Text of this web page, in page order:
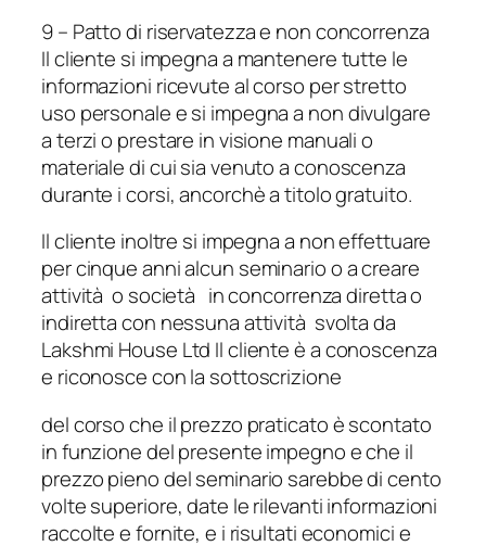
9 – Patto di riservatezza e non concorrenza
Il cliente si impegna a mantenere tutte le
informazioni ricevute al corso per stretto
uso personale e si impegna a non divulgare
a terzi o prestare in visione manuali o
materiale di cui sia venuto a conoscenza
durante i corsi, ancorchè a titolo gratuito.
Il cliente inoltre si impegna a non effettuare
per cinque anni alcun seminario o a creare
attività o società in concorrenza diretta o
indiretta con nessuna attività svolta da
Lakshmi House Ltd Il cliente è a conoscenza
e riconosce con la sottoscrizione
del corso che il prezzo praticato è scontato
in funzione del presente impegno e che il
prezzo pieno del seminario sarebbe di cento
volte superiore, date le rilevanti informazioni
raccolte e fornite, e i risultati economici e